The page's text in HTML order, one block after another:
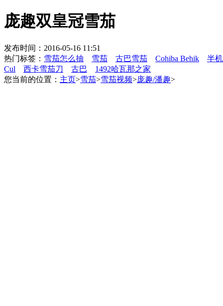
庞趣双皇冠雪茄
发布时间：2016-05-16 11:51
热门标签： 雪茄怎么抽 雪茄 古巴雪茄 Cohiba Behik
半
Cul
西卡雪茄刀 古巴
1492哈瓦那之家
您当前的位置： 主页>雪茄>雪茄视频>庞趣/潘趣>